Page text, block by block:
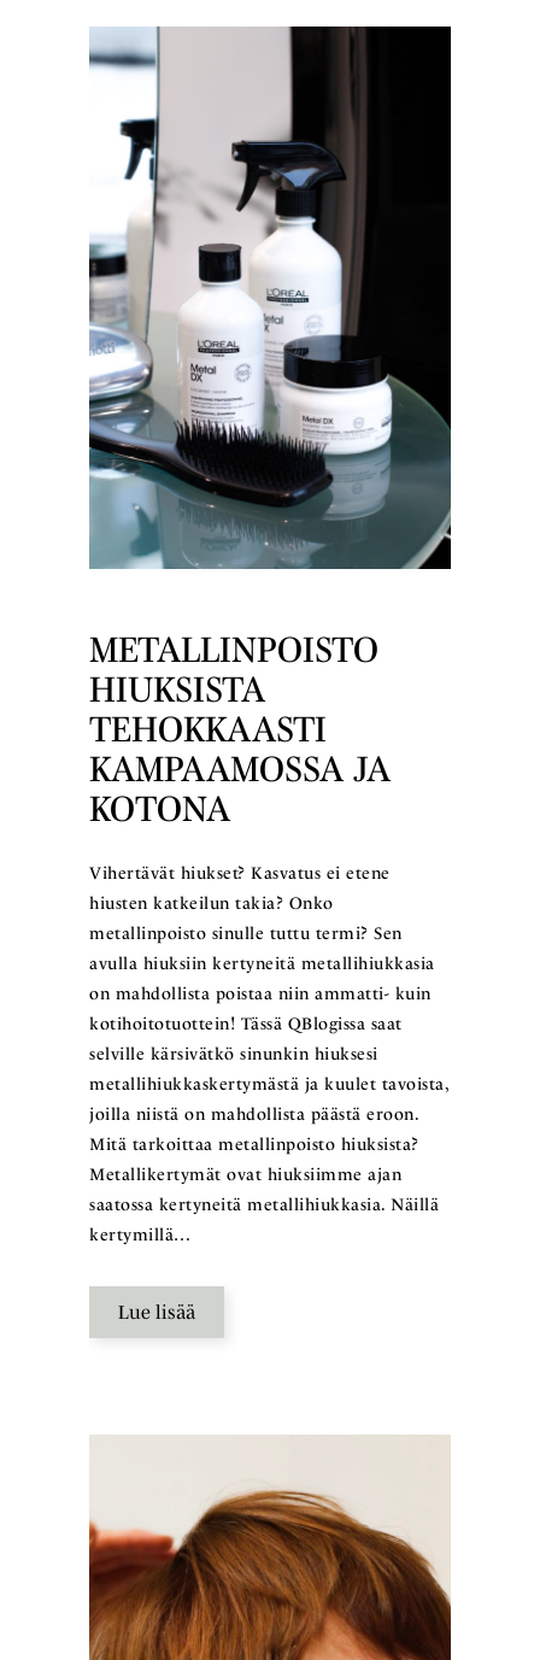
METALLINPOISTO
HIUKSISTA
TEHOKKAASTI
KAMPAAMOSSA JA
KOTONA
Vihertävät hiukset? Kasvatus ei etene
hiusten katkeilun takia? Onko
metallinpoisto sinulle tuttu termi? Sen
avulla hiuksiin kertyneitä metallihiukkasia
on mahdollista poistaa niin ammatti- kuin
kotihoitotuottein! Tässä QBlogissa saat
selville kärsivätkö sinunkin hiuksesi
metallihiukkaskertymästä ja kuulet tavoista,
joilla niistä on mahdollista päästä eroon.
Mitä tarkoittaa metallinpoisto hiuksista?
Metallikertymät ovat hiuksiimme ajan
saatossa kertyneitä metallihiukkasia. Näillä
kertymillä…
Lue lisää